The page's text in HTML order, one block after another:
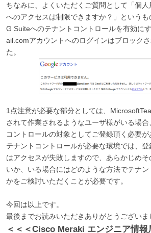
ちなみに、よくいただくご質問として「個
へのアクセスは制限できますか？」という
G Suiteへのテナントコントロールを有効に
ail.comアカウントへのログインはブロック
た。
1点注意が必要な部分としては、
されて作業されるようなユーザ様がいる場
コントロールの対象としてご登録頂く必要が
テナントコントロールが必要な環境では、
はアクセスが失敗しますので、あらかじめ
いか、いる場合にはどのような方法でテナ
かをご検討いただくことが必要です。
今回は以上です。
最後までお読みいただきありがとうございま
＜＜＜Cisco Meraki エンジニア情報